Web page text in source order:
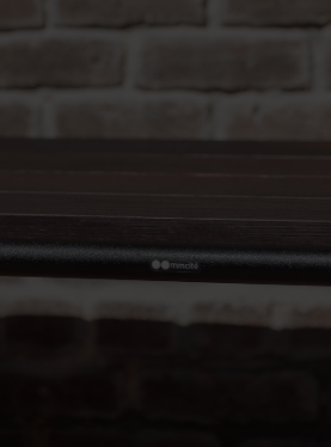
Precedente